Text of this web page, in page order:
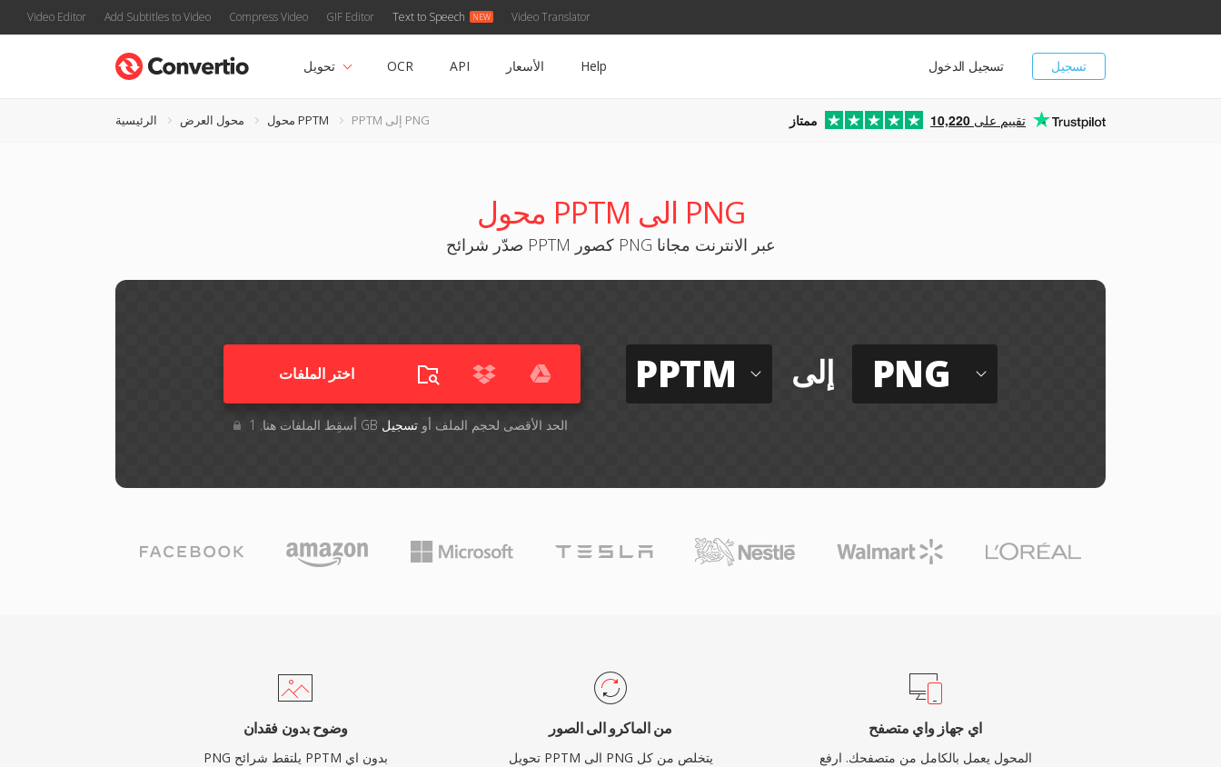
Video Editor Add Subtitles to Video Compress Video GIF Editor Text to Speech Video Translator
تسجيل تسجيل الدخول تحويل OCR API الأسعار Help
الرئيسية محول العرض محول PPTM PPTM إلى PNG ممتاز 10,220 تقييم على
محول PPTM الى PNG
صدّر شرائح PPTM كصور PNG عبر الانترنت مجانا
اختر الملفات
أسقِط الملفات هنا. 1 GB الحد الأقصى لحجم الملف أو تسجيل
PPTM إلى PNG
وضوح بدون فقدان
PNG يلتقط شرائح PPTM بدون اي
من الماكرو الى الصور
تحويل PPTM الى PNG يتخلص من كل
اي جهاز واي متصفح
المحول يعمل بالكامل من متصفحك. ارفع